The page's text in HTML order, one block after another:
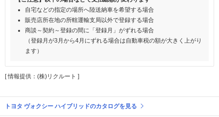
自宅などの指定の場所へ陸送納車を希望する場合
販売店所在地の所轄運輸支局以外で登録する場合
商談～契約～登録の間に「登録月」がずれる場合
（登録月が3月から4月にずれる場合は自動車税の額が大きく上がり
ます）
[ 情報提供：(株)リクルート ]
トヨタ ヴォクシー ハイブリッドのカタログを見る